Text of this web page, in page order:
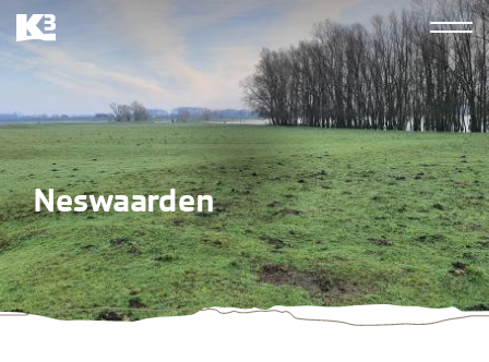
Overslaan
en
inhoud
gaan
K3
derde
Neswaarden